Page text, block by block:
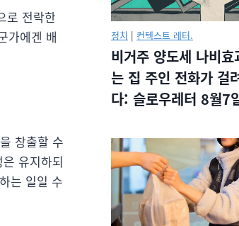
로 전락한
가에겐 배
창출할 수
유지하되
는 일일 수
정치 | 컨텍스트 레터.
비거주 양도세 나비
는 집 주인 전화가 걸
다: 슬로우레터 8월7